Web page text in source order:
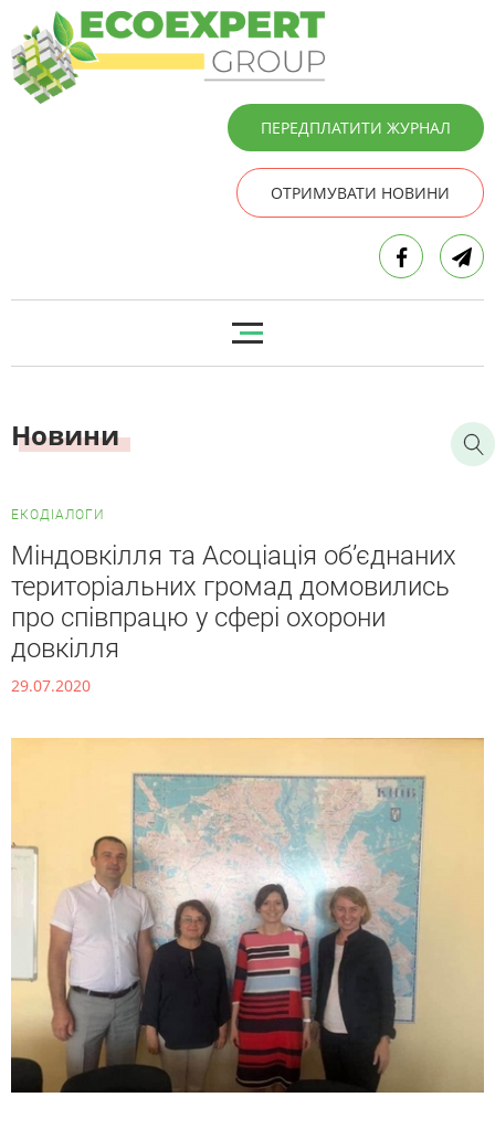
ПЕРЕДПЛАТИТИ ЖУРНАЛ
ОТРИМУВАТИ НОВИНИ
Новини
ЕКОДІАЛОГИ
Міндовкілля та Асоціація об’єднаних
територіальних громад домовились
про співпрацю у сфері охорони
довкілля
29.07.2020